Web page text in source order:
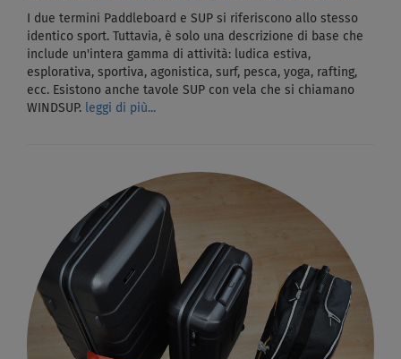
I due termini Paddleboard e SUP si riferiscono allo stesso
identico sport. Tuttavia, è solo una descrizione di base che
include un'intera gamma di attività: ludica estiva,
esplorativa, sportiva, agonistica, surf, pesca, yoga, rafting,
ecc. Esistono anche tavole SUP con vela che si chiamano
WINDSUP.
leggi di più...